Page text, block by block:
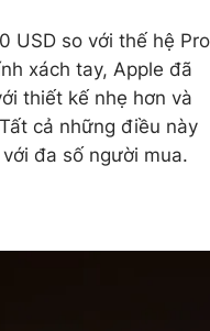
USD so với thế hệ Pro
xách tay, Apple đã
thiết kế nhẹ hơn và
cả những điều này
đa số người mua.